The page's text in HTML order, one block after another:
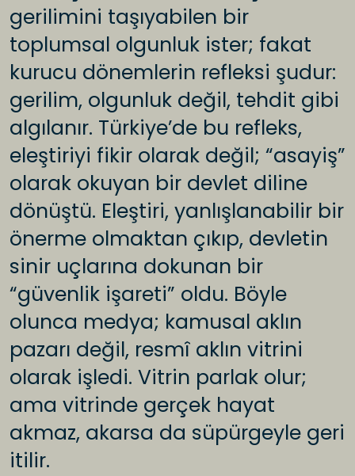
gerilimini taşıyabilen bir
toplumsal olgunluk ister; fakat
kurucu dönemlerin refleksi şudur:
gerilim, olgunluk değil, tehdit gibi
algılanır. Türkiye’de bu refleks,
eleştiriyi fikir olarak değil; “asayiş”
olarak okuyan bir devlet diline
dönüştü. Eleştiri, yanlışlanabilir bir
önerme olmaktan çıkıp, devletin
sinir uçlarına dokunan bir
“güvenlik işareti” oldu. Böyle
olunca medya; kamusal aklın
pazarı değil, resmî aklın vitrini
olarak işledi. Vitrin parlak olur;
ama vitrinde gerçek hayat
akmaz, akarsa da süpürgeyle geri
itilir.